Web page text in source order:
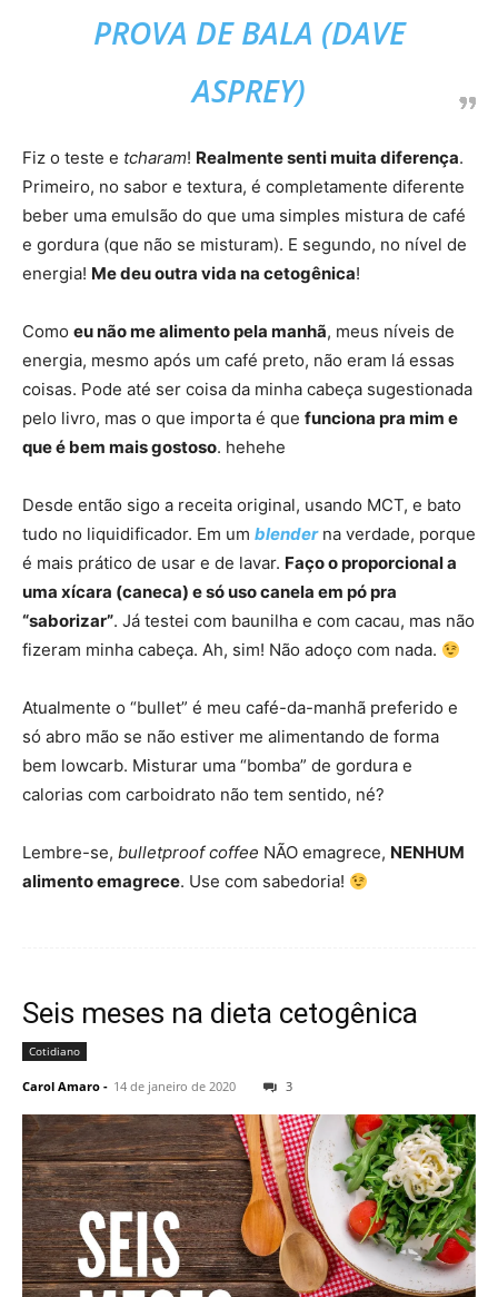
PROVA DE BALA (DAVE
ASPREY)
Fiz o teste e tcharam! Realmente senti muita diferença.
Primeiro, no sabor e textura, é completamente diferente
beber uma emulsão do que uma simples mistura de café
e gordura (que não se misturam). E segundo, no nível de
energia! Me deu outra vida na cetogênica!
Como eu não me alimento pela manhã, meus níveis de
energia, mesmo após um café preto, não eram lá essas
coisas. Pode até ser coisa da minha cabeça sugestionada
pelo livro, mas o que importa é que funciona pra mim e
que é bem mais gostoso. hehehe
Desde então sigo a receita original, usando MCT, e bato
tudo no liquidificador. Em um blenderna verdade, porque
é mais prático de usar e de lavar. Faço o proporcional a
uma xícara (caneca) e só uso canela em pó pra
“saborizar”. Já testei com baunilha e com cacau, mas não
fizeram minha cabeça. Ah, sim! Não adoço com nada.
Atualmente o “bullet” é meu café-da-manhã preferido e
só abro mão se não estiver me alimentando de forma
bem lowcarb. Misturar uma “bomba” de gordura e
calorias com carboidrato não tem sentido, né?
Lembre-se, bulletproof coffee NÃO emagrece, NENHUM
alimento emagrece. Use com sabedoria!
Seis meses na dieta cetogênica
Cotidiano
Carol Amaro - 14 de janeiro de 2020 3